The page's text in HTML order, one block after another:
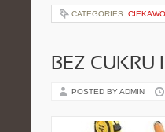
CATEGORIES:
BEZ CUKRU I
POSTED BY ADMIN